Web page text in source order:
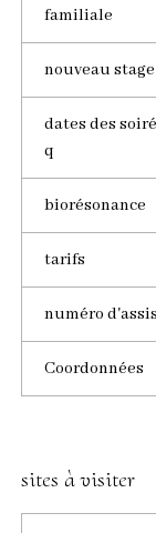
familiale
nouveau
dates des
q
biorésonance
tarifs
numéro
Coordonnées
sites à visiter